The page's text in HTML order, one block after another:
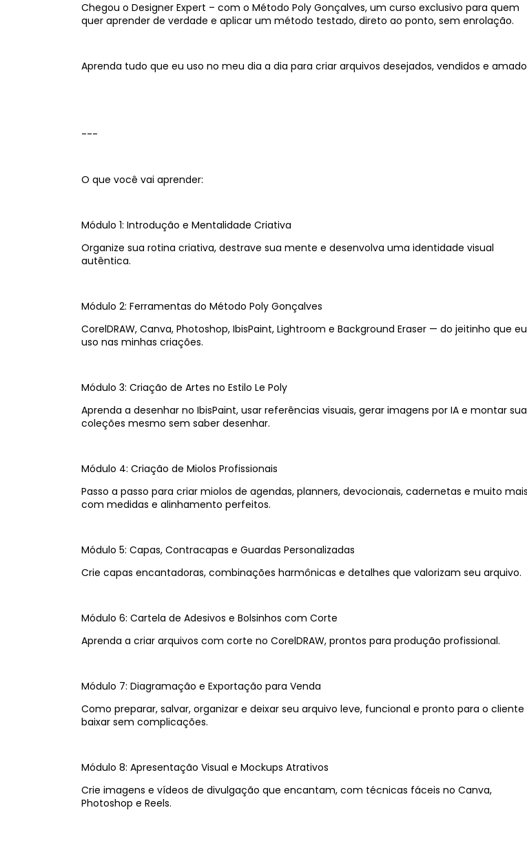
Chegou o Designer Expert – com o Método Poly Gonçalves, um curso exclusivo para quem
quer aprender de verdade e aplicar um método testado, direto ao ponto, sem enrolação.
Aprenda tudo que eu uso no meu dia a dia para criar arquivos desejados, vendidos e
---
O que você vai aprender:
Módulo 1: Introdução e Mentalidade Criativa
Organize sua rotina criativa, destrave sua mente e desenvolva uma identidade visual
autêntica.
Módulo 2: Ferramentas do Método Poly Gonçalves
CorelDRAW, Canva, Photoshop, IbisPaint, Lightroom e Background Eraser — do jeitinho que eu
uso nas minhas criações.
Módulo 3: Criação de Artes no Estilo Le Poly
Aprenda a desenhar no IbisPaint, usar referências visuais, gerar imagens por IA e montar
coleções mesmo sem saber desenhar.
Módulo 4: Criação de Miolos Profissionais
Passo a passo para criar miolos de agendas, planners, devocionais, cadernetas e muito
com medidas e alinhamento perfeitos.
Módulo 5: Capas, Contracapas e Guardas Personalizadas
Crie capas encantadoras, combinações harmônicas e detalhes que valorizam seu arquivo.
Módulo 6: Cartela de Adesivos e Bolsinhos com Corte
Aprenda a criar arquivos com corte no CorelDRAW, prontos para produção profissional.
Módulo 7: Diagramação e Exportação para Venda
Como preparar, salvar, organizar e deixar seu arquivo leve, funcional e pronto para o cliente
baixar sem complicações.
Módulo 8: Apresentação Visual e Mockups Atrativos
Crie imagens e vídeos de divulgação que encantam, com técnicas fáceis no Canva,
Photoshop e Reels.